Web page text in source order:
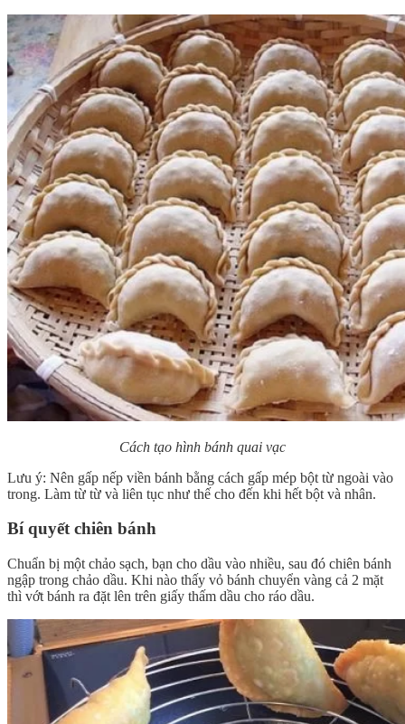
Cách tạo hình bánh quai vạc
Lưu ý: Nên gấp nếp viền bánh bằng cách gấp mép bột từ ngoài vào
trong. Làm từ từ và liên tục như thế cho đến khi hết bột và nhân.
Bí quyết chiên bánh
Chuẩn bị một chảo sạch, bạn cho dầu vào nhiều, sau đó chiên bánh
ngập trong chảo dầu. Khi nào thấy vỏ bánh chuyển vàng cả 2 mặt
thì vớt bánh ra đặt lên trên giấy thấm dầu cho ráo dầu.